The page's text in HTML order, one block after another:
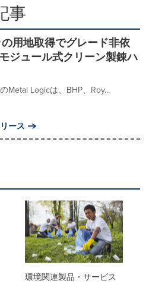
事
用地取得でグレード非依
ジュール式クリーン製錬ハ
Metal Logicは、BHP、Roy...
ース
環境関連製品・サービス